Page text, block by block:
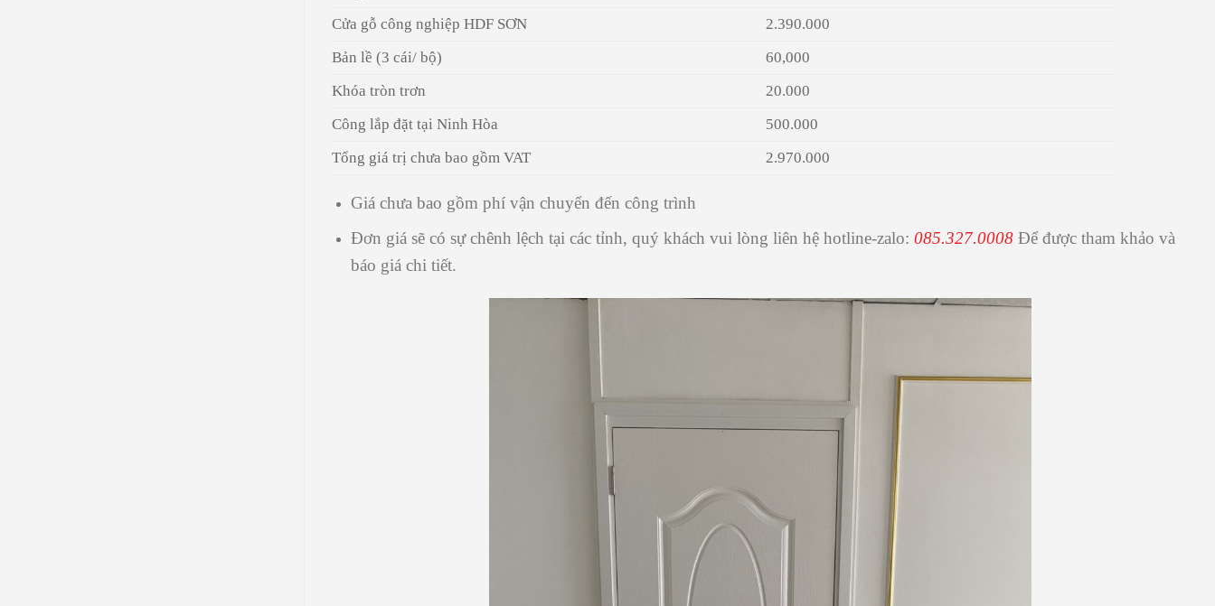
Cửa gỗ công nghiệp HDF SƠN
2.390.000
Bản lề (3 cái/ bộ)
60,000
Khóa tròn trơn
20.000
Công lắp đặt tại Ninh Hòa
500.000
Tổng giá trị chưa bao gồm VAT
2.970.000
Giá chưa bao gồm phí vận chuyển đến công trình
Đơn giá sẽ có sự chênh lệch tại các tỉnh, quý khách vui lòng liên hệ hotline-zalo: 085.327.0008Để được tham khảo và
báo giá chi tiết.